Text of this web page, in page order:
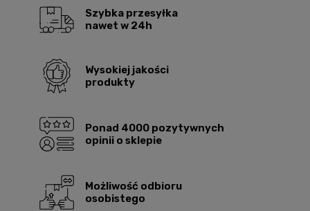
Szybka przesyłka
nawet w 24h
Wysokiej jakości
produkty
Ponad 4000 pozytywnych
opinii o sklepie
Możliwość odbioru
osobistego